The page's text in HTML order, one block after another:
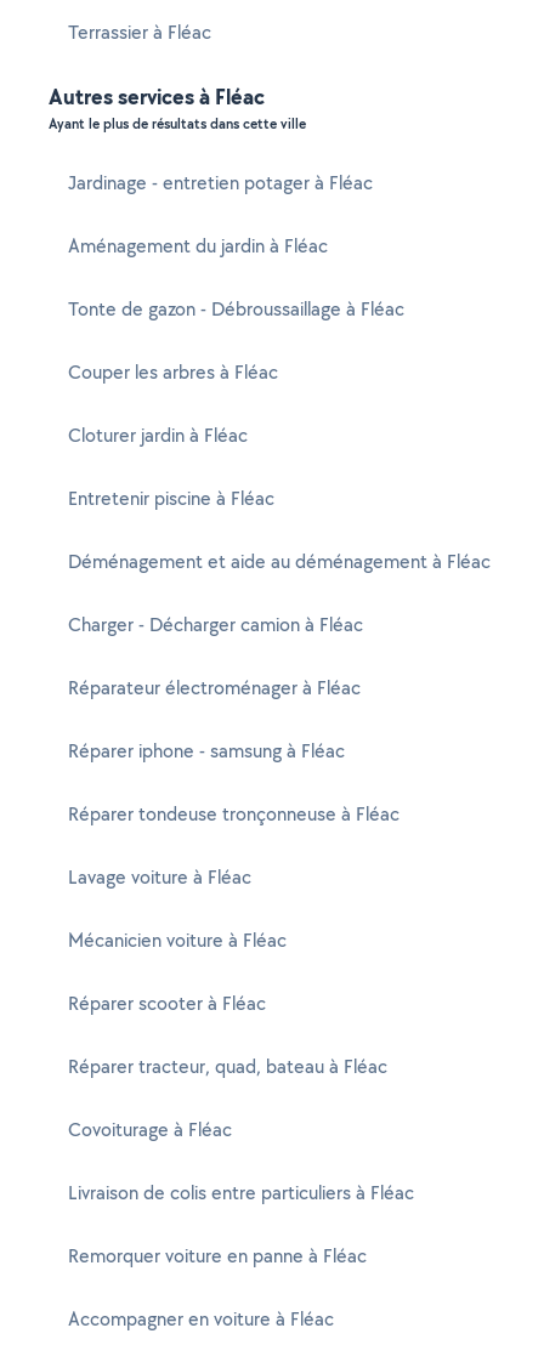
Terrassier à Fléac
Autres services à Fléac
Ayant le plus de résultats dans cette ville
Jardinage - entretien potager à Fléac
Aménagement du jardin à Fléac
Tonte de gazon - Débroussaillage à Fléac
Couper les arbres à Fléac
Cloturer jardin à Fléac
Entretenir piscine à Fléac
Déménagement et aide au déménagement à Fléac
Charger - Décharger camion à Fléac
Réparateur électroménager à Fléac
Réparer iphone - samsung à Fléac
Réparer tondeuse tronçonneuse à Fléac
Lavage voiture à Fléac
Mécanicien voiture à Fléac
Réparer scooter à Fléac
Réparer tracteur, quad, bateau à Fléac
Covoiturage à Fléac
Livraison de colis entre particuliers à Fléac
Remorquer voiture en panne à Fléac
Accompagner en voiture à Fléac